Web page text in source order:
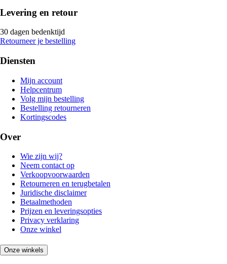
Levering en retour
30 dagen bedenktijd
Retourneer je bestelling
Diensten
Mijn account
Helpcentrum
Volg mijn bestelling
Bestelling retourneren
Kortingscodes
Over
Wie zijn wij?
Neem contact op
Verkoopvoorwaarden
Retourneren en terugbetalen
Juridische disclaimer
Betaalmethoden
Prijzen en leveringsopties
Privacy verklaring
Onze winkel
Onze winkels